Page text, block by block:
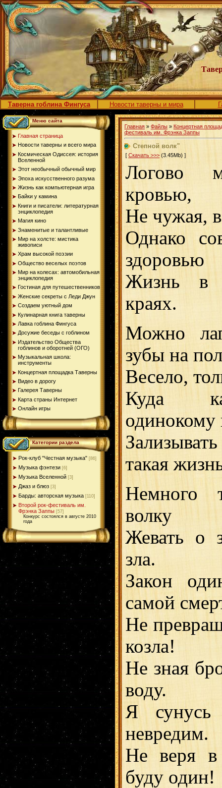
Таверна гоблина Фингуса Новости таверны и мира
Меню сайта
Главная страница
Новости таверны и всего мира
Космическая Одиссея: история
Вселенной
Этот необычный обычный мир
Эпоха искусственного разума
Жизнь как компьютерная игра
Байки у камина
Книги и писатели: литературная
энциклопедия
Магия кино
Знаменитые и талантливые
Мир на холсте: мистика
живописи
Храм высокой поэзии
Общество веселых поэтов
Мир на колесах: автомобильная
энциклопедия
Гостиная для путешественников
Женские секреты с Леди Джун
Создаем уютный дом
Кулинарная книга таверны
Лавка гоблина Фингуса
Досужие беседы с гоблином
Издательство Общества
гоблинов и оборотней (ОГО)
Музыкальная школа:
инструменты
Концертная площадка Таверны
Видео в дорогу
Галерея Таверны
Карта страны Интернет
Онлайн игры
Категории раздела
Рок-клуб "Честная музыка" [86]
Музыка фэнтези [6]
Музыка Вселенной [3]
Джаз и блюз [3]
Барды: авторская музыка [110]
Второй рок-фестиваль им.
Фрэнка Заппы [57]
Конкурс состоялся в августе 2010
года
Главная » Файлы » Концертная
фестиваль им. Фрэнка Заппы
Степной волк"
[ Скачать >>> (3.45Mb) ]
Логово
кровью,
Не чужая,
Однако
здоровью
Жизнь в
краях.
Можно
зубы на
Весело,
Куда
одинокому
такая
Немного
волку
Жевать о
зла.
Закон
самой
Не
козла!
Не зная
воду.
Я
невредим.
Не веря
буду один!